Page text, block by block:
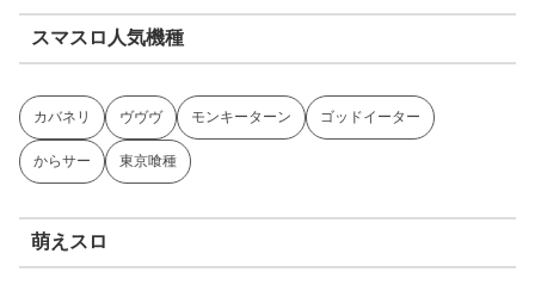
スマスロ人気機種
カバネリ ヴヴヴ モンキーターン ゴッドイーター
からサー 東京喰種
萌えスロ